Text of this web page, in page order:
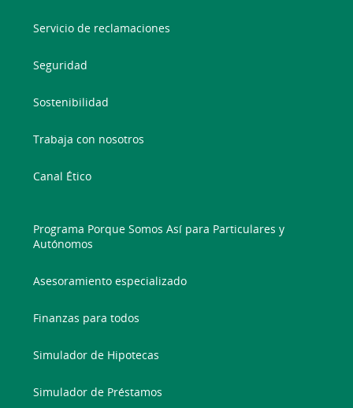
Servicio de reclamaciones
Seguridad
Sostenibilidad
Trabaja con nosotros
Canal Ético
Programa Porque Somos Así para Particulares y
Autónomos
Asesoramiento especializado
Finanzas para todos
Simulador de Hipotecas
Simulador de Préstamos